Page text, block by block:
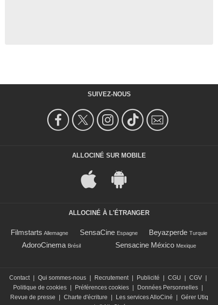
SUIVEZ-NOUS
ALLOCINÉ SUR MOBILE
ALLOCINÉ À L'ÉTRANGER
Filmstarts Allemagne SensaCine Espagne Beyazperde Turquie
AdoroCinema Brésil Sensacine México Mexique
Contact Qui sommes-nous Recrutement Publicité CGU CGV
Politique de cookies
Préférences cookies Données Personnelles
Revue de presse
Charte d'écriture Les services AlloCiné
Gérer Utiq